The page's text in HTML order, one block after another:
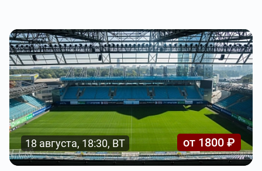
18 августа, 18:30, ВТ от 1800 ₽